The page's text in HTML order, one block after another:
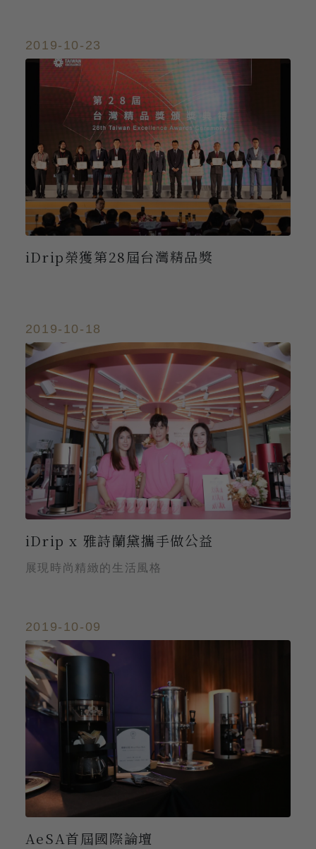
2019-10-23
iDrip榮獲第28屆台灣精品獎
2019-10-18
iDrip x 雅詩蘭黛攜手做公益
展現時尚精緻的生活風格
2019-10-09
AeSA首屆國際論壇